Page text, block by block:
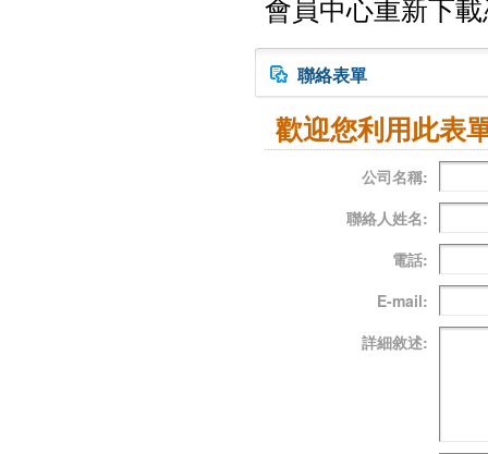
聯絡表單
歡迎您利用此表
公司名稱:
聯絡人姓名:
電話:
E-mail:
詳細敘述: